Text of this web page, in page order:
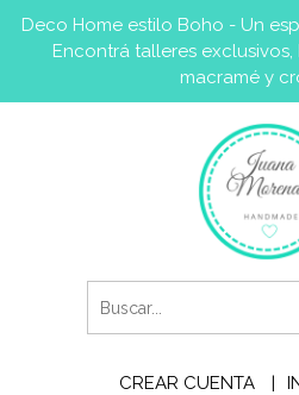
Deco Home estilo Boho - Un
Encontrá talleres
macramé y
CREAR CUENTA